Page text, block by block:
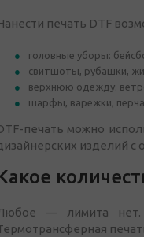
печать DTF
головные уборы:
свитшоты, рубашки,
верхнюю одежду:
шарфы, варежки,
печать можно
изделий
— лимита нет.